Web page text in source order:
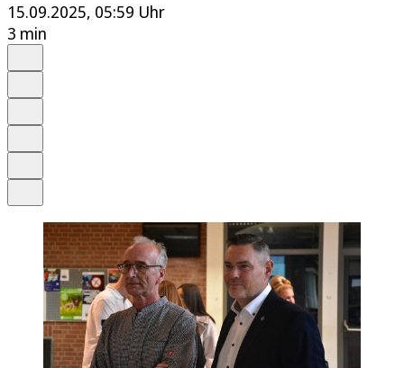
15.09.2025, 05:59 Uhr
3 min